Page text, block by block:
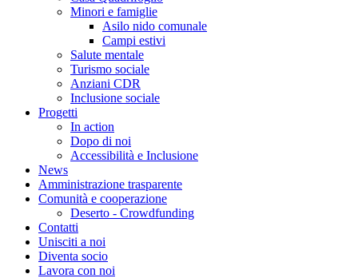
Minori e famiglie
Asilo nido comunale
Campi estivi
Salute mentale
Turismo sociale
Anziani CDR
Inclusione sociale
Progetti
In action
Dopo di noi
Accessibilità e Inclusione
News
Amministrazione trasparente
Comunità e cooperazione
Deserto - Crowdfunding
Contatti
Unisciti a noi
Diventa socio
Lavora con noi